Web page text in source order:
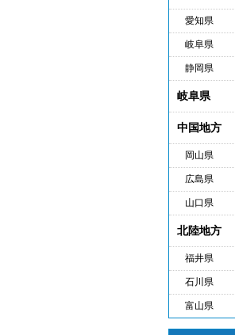
愛知県
岐阜県
静岡県
岐阜県
中国地方
岡山県
広島県
山口県
北陸地方
福井県
石川県
富山県